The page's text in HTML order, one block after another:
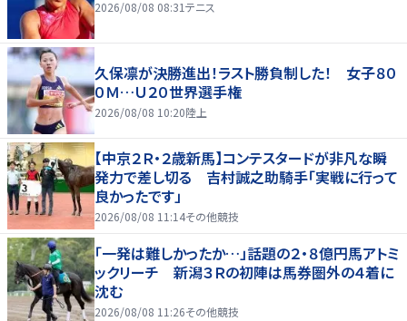
2026/08/08 08:31テニス
久保凛が決勝進出！ラスト勝負制した！ 女子８０
０Ｍ…Ｕ２０世界選手権
2026/08/08 10:20陸上
【中京２Ｒ・２歳新馬】コンテスタードが非凡な瞬
発力で差し切る 吉村誠之助騎手「実戦に行って
良かったです」
2026/08/08 11:14その他競技
「一発は難しかったか…」話題の２・８億円馬アトミ
ックリーチ 新潟３Ｒの初陣は馬券圏外の４着に
沈む
2026/08/08 11:26その他競技